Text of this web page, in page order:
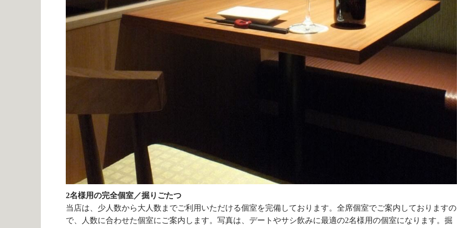
2名様用の完全個室／掘りごたつ
当店は、少人数から大人数までご利用いただける個室を完備しております。全席個室でご案内しておりますの
で、人数に合わせた個室にご案内します。写真は、デートやサシ飲みに最適の2名様用の個室になります。掘